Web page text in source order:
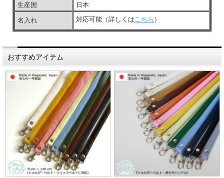
生産国
日本
名入れ 対応可能（詳しくはこちら ）
おすすめアイテム